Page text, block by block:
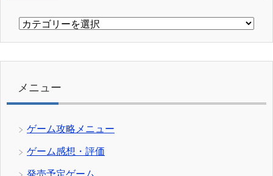
カ
リ
メニュー
ゲーム攻略メニュー
ゲーム感想・評価